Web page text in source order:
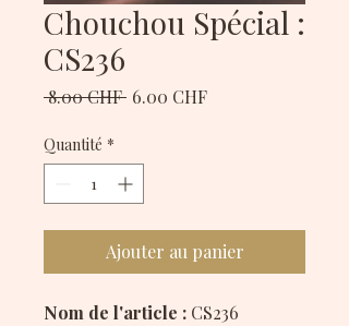
Chouchou Spécial :
CS236
8.00 CHF Prix
6.00 CHFPrix
Quantité *
Ajouter au panier
Nom de l'article : CS236